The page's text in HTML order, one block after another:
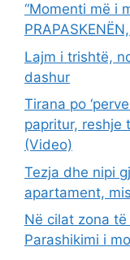
“Momenti më i
Lajm i trishtë,
dashur
Tirana po
papritur, reshje
(Video)
Tezja dhe nipi
apartament,
Në cilat zona
Parashikimi i